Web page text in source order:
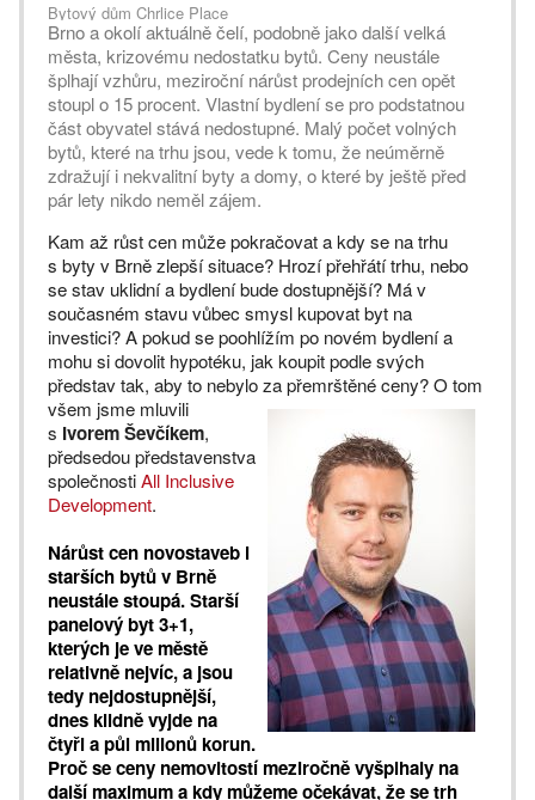
Bytový dům Chrlice Place
Brno a okolí aktuálně čelí, podobně jako další velká
města, krizovému nedostatku bytů. Ceny neustále
šplhají vzhůru, meziroční nárůst prodejních cen opět
stoupl o 15 procent. Vlastní bydlení se pro podstatnou
část obyvatel stává nedostupné. Malý počet volných
bytů, které na trhu jsou, vede k tomu, že neúměrně
zdražují i nekvalitní byty a domy, o které by ještě před
pár lety nikdo neměl zájem.
Kam až růst cen může pokračovat a kdy se na trhu
s byty v Brně zlepší situace? Hrozí přehřátí trhu, nebo
se stav uklidní a bydlení bude dostupnější? Má v
současném stavu vůbec smysl kupovat byt na
investici? A pokud se poohlížím po novém bydlení a
mohu si dovolit hypotéku, jak koupit podle svých
představ tak, aby to nebylo za přemrštěné ceny?O tom
všem jsme mluvili
s Ivorem Ševčíkem,
předsedou představenstva
společnostiAll Inclusive
Development.
Nárůst cen novostaveb i
starších bytů v Brně
neustále stoupá. Starší
panelový byt 3+1,
kterých je ve městě
relativně nejvíc, a jsou
tedy nejdostupnější,
dnes klidně vyjde na
čtyři a půl milionů korun.
Proč se ceny nemovitostí meziročně vyšplhaly na
další maximum a kdy můžeme očekávat, že se trh